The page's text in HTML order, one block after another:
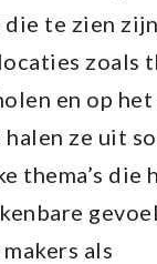
te zien
zoals
en op
ze uit
thema’s die
als